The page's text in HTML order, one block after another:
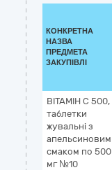
КОНКРЕТНА
НАЗВА
ПРЕДМЕТА
ЗАКУПІВЛІ
ВІТАМІН С 500,
таблетки
жувальні з
апельсиновим
смаком по 500
мг №10